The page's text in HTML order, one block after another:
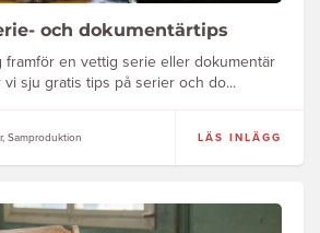
och dokumentärtips
framför en vettig serie eller dokumentär
vi sju gratis tips på serier och do...
Samproduktion LÄS INLÄGG